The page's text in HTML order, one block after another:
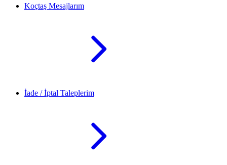
Koçtaş Mesajlarım
İade / İptal Taleplerim